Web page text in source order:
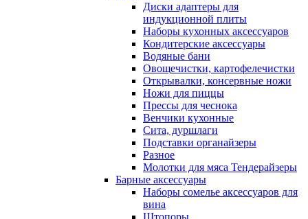
Диски адаптеры для
индукционной плиты
Наборы кухонных аксессуаров
Кондитерские аксессуары
Водяные бани
Овощечистки, картофелечистки
Открывалки, консервные ножи
Ножи для пиццы
Прессы для чеснока
Венчики кухонные
Сита, дуршлаги
Подставки органайзеры
Разное
Молотки для мяса Тендерайзеры
Барные аксессуары
Наборы сомелье аксессуаров для
вина
Штопоры